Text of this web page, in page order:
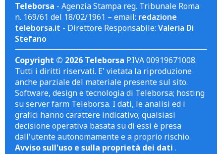
Teleborsa - Agenzia Stampa reg. Tribunale Roma
n. 169/61 del 18/02/1961 – email: redazione
teleborsa.it - Direttore Responsabile: Valeria Di
Stefano
Copyright © 2026 Teleborsa P.IVA 00919671008.
Tutti i diritti riservati. E' vietata la riproduzione
anche parziale del materiale presente sul sito.
Software, design e tecnologia di Teleborsa; hosting
su server farm Teleborsa. I dati, le analisi ed i
grafici hanno carattere indicativo; qualsiasi
decisione operativa basata su di essi è presa
dall'utente autonomamente e a proprio rischio.
Avviso sull'uso e sulla proprietà dei dati .